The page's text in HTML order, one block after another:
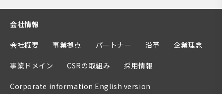
会社情報
会社概要 事業拠点 パートナー 沿革 企業理念
事業ドメイン CSRの取組み 採用情報
Corporate information English version